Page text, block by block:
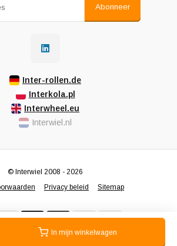
In mijn winkelwagen
Abonneer
Inter-rollen.de
Interkola.pl
Interwheel.eu
Interwiel.nl
Privacy beleid Sitemap
© Interwiel 2008 - 2026